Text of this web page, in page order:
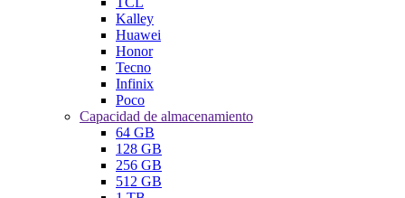
Kalley
Huawei
Honor
Tecno
Infinix
Poco
Capacidad de almacenamiento
64 GB
128 GB
256 GB
512 GB